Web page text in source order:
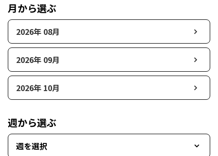
月から選ぶ
2026年 08月
2026年 09月
2026年 10月
週から選ぶ
週を選択